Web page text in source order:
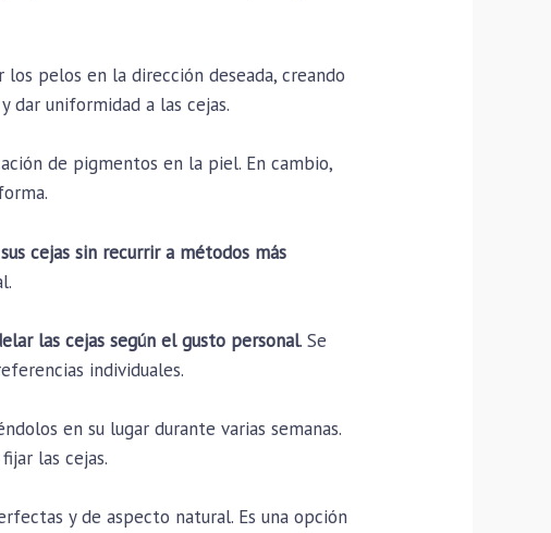
pelos en la dirección deseada, creando
dar uniformidad a las cejas.
de pigmentos en la piel. En cambio,
cejas sin recurrir a métodos más
las cejas según el gusto personal. Se
individuales.
en su lugar durante varias semanas.
las cejas.
y de aspecto natural. Es una opción